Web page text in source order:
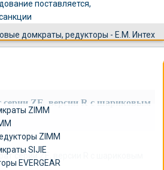
поставляется,
ZIMM
ZIMM
SIJIE
EVERGEAR
серии ZE, версии R c шариковым